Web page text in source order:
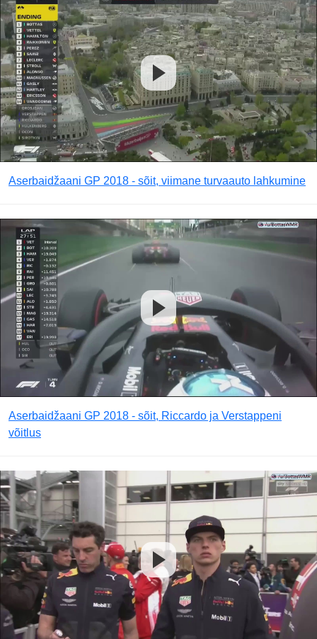
Aserbaidžaani GP 2018 - sõit, viimane turvaauto lahkumine
Aserbaidžaani GP 2018 - sõit, Riccardo ja Verstappeni
võitlus